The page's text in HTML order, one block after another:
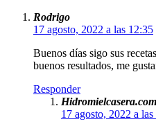
Rodrigo
17 agosto, 2022 a las 12:35
Buenos días sigo sus
buenos resultados, me
Responder
Hidromielcasera.com
17 agosto, 2022 a las